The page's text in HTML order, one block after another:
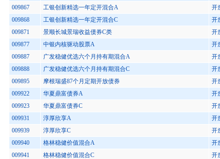
009867
工银创新精选一年定开混合A
开
009868
工银创新精选一年定开混合C
开
009871
景顺长城景瑞收益债券C类
开
009877
中银内核驱动股票A
开
009887
广发稳健优选六个月持有期混合A
开
009888
广发稳健优选六个月持有期混合C
开
009895
摩根瑞盛87个月定期开放债券
开
009922
华夏鼎富债券A
开
009923
华夏鼎富债券C
开
009931
淳厚欣享A
开
009939
淳厚欣享C
开
009940
格林稳健价值混合A
开
009941
格林稳健价值混合C
开